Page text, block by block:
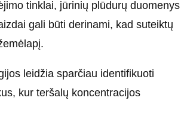
tinklai, jūrinių plūdurų duomenys
gali būti derinami, kad suteiktų
leidžia sparčiau identifikuoti
kur teršalų koncentracijos